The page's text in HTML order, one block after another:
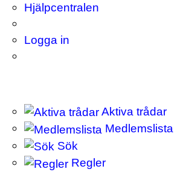
Hjälpcentralen
Logga in
Aktiva trådar
Medlemslista
Sök
Regler